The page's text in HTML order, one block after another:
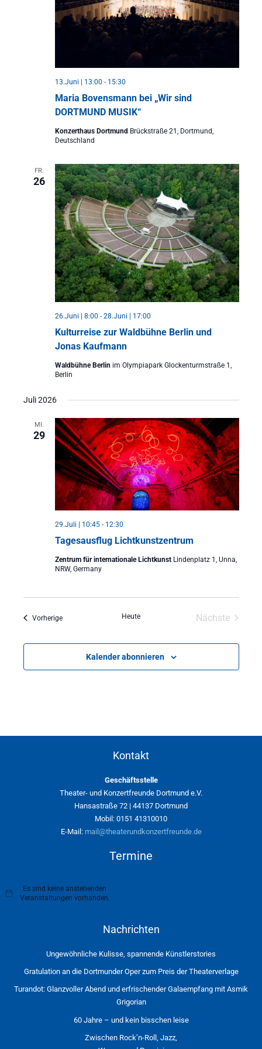
Maria Bovensmann bei „Wir sind
DORTMUND MUSIK“
13.Juni | 13:00 - 15:30
Konzerthaus Dortmund Brückstraße 21, Dortmund,
Deutschland
FR.
26
Kulturreise zur Waldbühne Berlin und
Jonas Kaufmann
26.Juni | 8:00 - 28.Juni | 17:00
Waldbühne Berlin im Olympiapark Glockenturmstraße 1,
Berlin
Juli 2026
MI.
29
Tagesausflug Lichtkunstzentrum
29.Juli | 10:45- 12:30
Zentrum für internationale Lichtkunst Lindenplatz 1, Unna,
NRW, Germany
VorherigeVeranstaltungen Heute
Nächste
Kalender abonnieren
Kontakt
Geschäftsstelle
Theater- und Konzertfreunde Dortmund e.V.
Hansastraße 72 | 44137 Dortmund
Mobil: 0151 41310010
E-Mail: mail@theaterundkonzertfreunde.de
Termine
H
Es sind keine anstehenden
Veranstaltungen vorhanden.
Nachrichten
Ungewöhnliche Kulisse, spannende Künstlerstories
Gratulation an die Dortmunder Oper zum Preis der Theaterverlage
Turandot: Glanzvoller Abend und erfrischender Galaempfang mit Asmik
Grigorian
60 Jahre – und kein bisschen leise
Zwischen Rock’n-Roll, Jazz,